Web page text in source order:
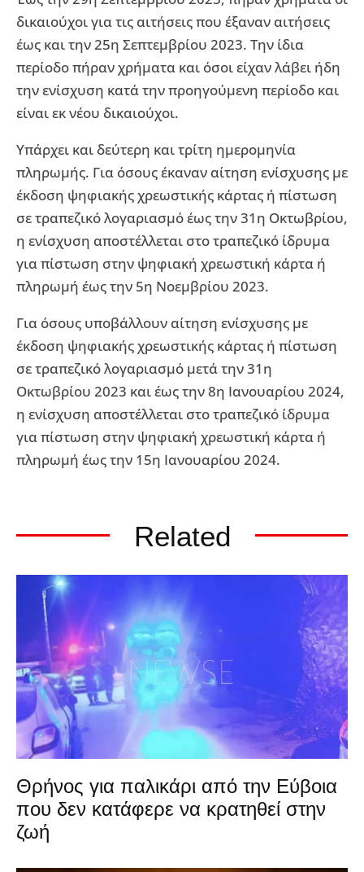
δικαιούχοι για τις αιτήσεις που έξαναν αιτήσεις
έως και την 25η Σεπτεμβρίου 2023. Την ίδια
περίοδο πήραν χρήματα και όσοι είχαν λάβει ήδη
την ενίσχυση κατά την προηγούμενη περίοδο και
είναι εκ νέου δικαιούχοι.
Υπάρχει και δεύτερη και τρίτη ημερομηνία
πληρωμής. Για όσους έκαναν αίτηση ενίσχυσης με
έκδοση ψηφιακής χρεωστικής κάρτας ή πίστωση
σε τραπεζικό λογαριασμό έως την 31η Οκτωβρίου,
η ενίσχυση αποστέλλεται στο τραπεζικό ίδρυμα
για πίστωση στην ψηφιακή χρεωστική κάρτα ή
πληρωμή έως την 5η Νοεμβρίου 2023.
Για όσους υποβάλλουν αίτηση ενίσχυσης με
έκδοση ψηφιακής χρεωστικής κάρτας ή πίστωση
σε τραπεζικό λογαριασμό μετά την 31η
Οκτωβρίου 2023 και έως την 8η Ιανουαρίου 2024,
η ενίσχυση αποστέλλεται στο τραπεζικό ίδρυμα
για πίστωση στην ψηφιακή χρεωστική κάρτα ή
πληρωμή έως την 15η Ιανουαρίου 2024.
Related
Θρήνος για παλικάρι από την Εύβοια
που δεν κατάφερε να κρατηθεί στην
ζωή